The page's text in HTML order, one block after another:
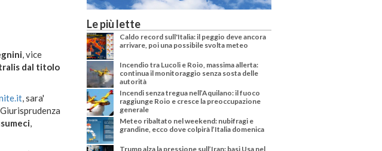
, vice
dal titolo
, sara'
,
Le più lette
Caldo record sull'Italia: il peggio deve ancora
arrivare, poi una possibile svolta meteo
Incendio tra Lucoli e Roio, massima allerta:
continua il monitoraggio senza sosta delle
autorità
Incendi senza tregua nell’Aquilano: il fuoco
raggiunge Roio e cresce la preoccupazione
generale
Meteo ribaltato nel weekend: nubifragi e
grandine, ecco dove colpirà l’Italia domenica
Trump alza la pressione sull’Iran: basi Usa nel